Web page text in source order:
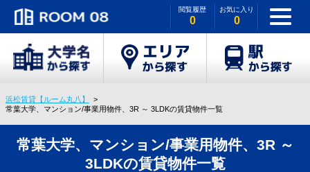
閲覧履歴
0
お気に入り
0
浜松賃貸【ルーム丸八】
常葉大学、マンション/事業用物件、3R ～ 3LDKの賃貸物件一覧
常葉大学、マンション/事業用物件、3R ～
3LDKの賃貸物件一覧